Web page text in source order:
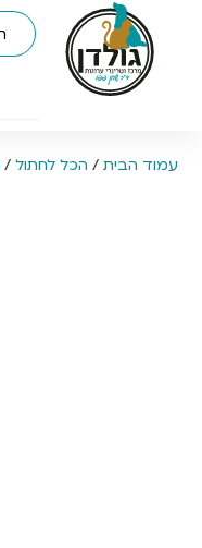
עמוד הבית / הכל לחתול /